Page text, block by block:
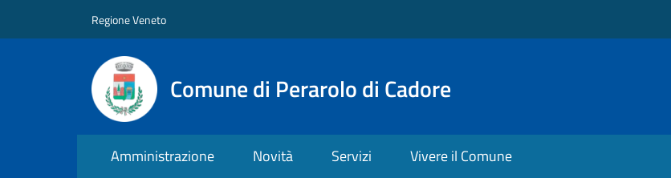
Regione Veneto
Comune di Perarolo di Cadore
Amministrazione Novità Servizi Vivere il Comune